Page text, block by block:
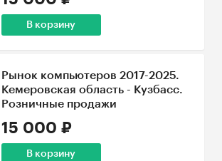
В корзину
Рынок компьютеров 2017-2025.
Кемеровская область - Кузбасс.
Розничные продажи
15 000 ₽
В корзину